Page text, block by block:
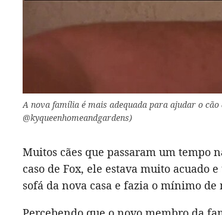
A nova família é mais adequada para ajudar o
@kyqueenhomeandgardens)
Muitos cães que passaram um tempo
caso de Fox, ele estava muito acuado
sofá da nova casa e fazia o mínimo de